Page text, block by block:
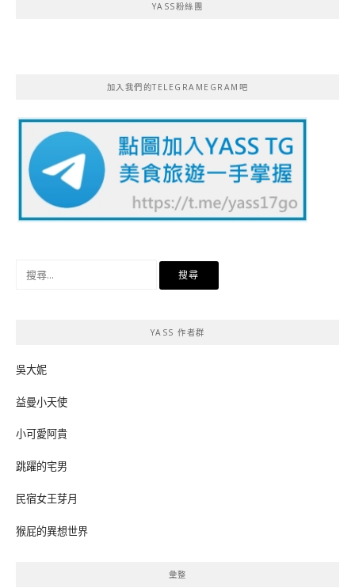
YASS粉絲團
加入我們的TELEGRAMEGRAM吧
YASS 作者群
吳大妮
益曼小天使
小可愛阿貴
跳躍的宅男
民宿女王芽月
猴屁的異想世界
彙整